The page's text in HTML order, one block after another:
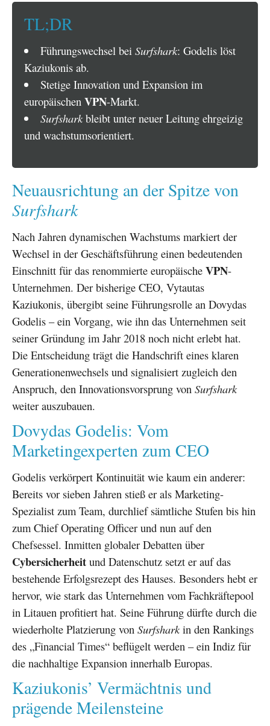
TL;DR
Führungswechsel bei Surfshark: Godelis löst
Kaziukonis ab.
Stetige Innovation und Expansion im
europäischen VPN-Markt.
Surfsharkbleibt unter neuer Leitung ehrgeizig
und wachstumsorientiert.
Neuausrichtung an der Spitze von
Surfshark
Nach Jahren dynamischen Wachstums markiert der
Wechsel in der Geschäftsführung einen bedeutenden
Einschnitt für das renommierte europäische VPN-
Unternehmen. Der bisherige CEO, Vytautas
Kaziukonis, übergibt seine Führungsrolle an Dovydas
Godelis – ein Vorgang, wie ihn das Unternehmen seit
seiner Gründung im Jahr 2018 noch nicht erlebt hat.
Die Entscheidung trägt die Handschrift eines klaren
Generationenwechsels und signalisiert zugleich den
Anspruch, den Innovationsvorsprung von Surfshark
weiter auszubauen.
Dovydas Godelis: Vom
Marketingexperten zum CEO
Godelis verkörpert Kontinuität wie kaum ein anderer:
Bereits vor sieben Jahren stieß er als Marketing-
Spezialist zum Team, durchlief sämtliche Stufen bis hin
zum Chief Operating Officer und nun auf den
Chefsessel. Inmitten globaler Debatten über
Cybersicherheit und Datenschutz setzt er auf das
bestehende Erfolgsrezept des Hauses. Besonders hebt er
hervor, wie stark das Unternehmen vom Fachkräftepool
in Litauen profitiert hat. Seine Führung dürfte durch die
wiederholte Platzierung von Surfsharkin den Rankings
des „Financial Times“ beflügelt werden – ein Indiz für
die nachhaltige Expansion innerhalb Europas.
Kaziukonis’ Vermächtnis und
prägende Meilensteine